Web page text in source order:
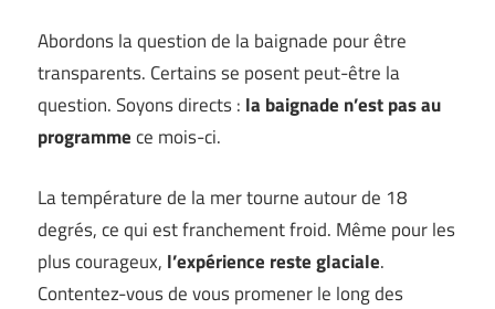
Abordons la question de la baignade pour être
transparents. Certains se posent peut-être la
question. Soyons directs : la baignade n’est pas au
programmece mois-ci.
La température de la mer tourne autour de 18
degrés, ce qui est franchement froid. Même pour les
plus courageux, l’expérience reste glaciale.
Contentez-vous de vous promener le long des